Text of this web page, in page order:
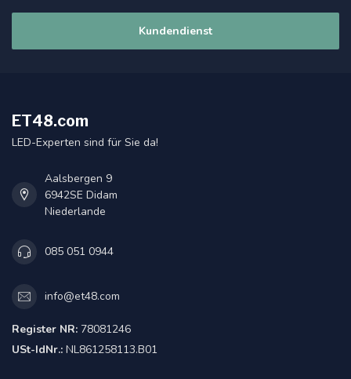
Kundendienst
ET48.com
LED-Experten sind für Sie da!
Aalsbergen 9
6942SE Didam
Niederlande
085 051 0944
info@et48.com
Register NR: 78081246
USt-IdNr.: NL861258113.B01